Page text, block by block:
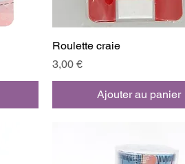
Roulette craie
Prix
3,00 €
Ajouter au panier